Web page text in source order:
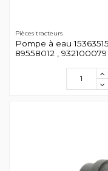
Pièces tracteurs
Pompe à eau
89558012 , 932100079